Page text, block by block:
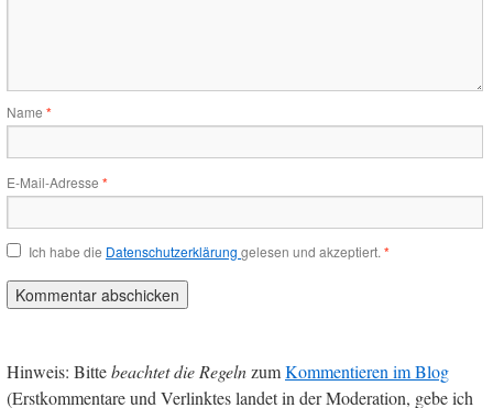
Name *
E-Mail-Adresse *
Ich habe die Datenschutzerklärung gelesen und akzeptiert. *
Hinweis: Bittebeachtet die RegelnzumKommentieren im Blog
(Erstkommentare und Verlinktes landet in der Moderation, gebe ich